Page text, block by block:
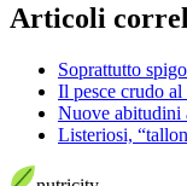
Articoli
Soprattutto
Il pesce crudo
Nuove abitudini
Listeriosi,